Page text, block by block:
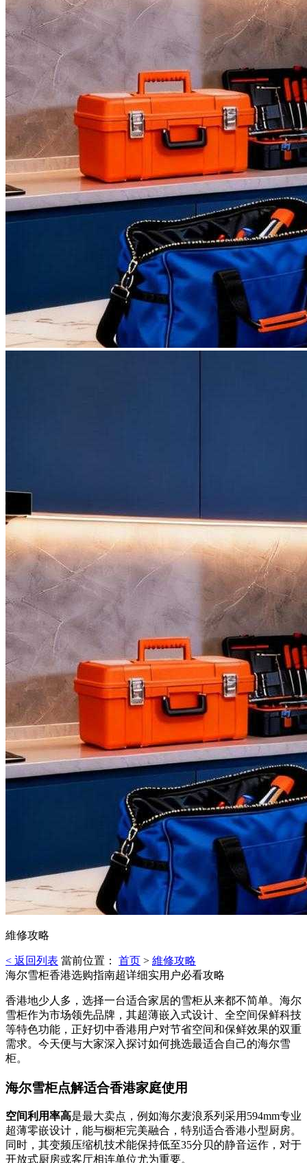
維修攻略
< 返回列表 當前位置： 首页 > 維修攻略
海尔雪柜香港选购指南超详细实用户必看攻略
香港地少人多，选择一台适合家居的雪柜从来都不简单。海尔
雪柜作为市场领先品牌，其超薄嵌入式设计、全空间保鲜科技
等特色功能，正好切中香港用户对节省空间和保鲜效果的双重
需求。今天便与大家深入探讨如何挑选最适合自己的海尔雪
柜。
海尔雪柜点解适合香港家庭使用
空间利用率高是最大卖点，例如海尔麦浪系列采用594mm专业
超薄零嵌设计，能与橱柜完美融合，特别适合香港小型厨房。
同时，其变频压缩机技术能保持低至35分贝的静音运作，对于
开放式厨房或客厅相连单位尤为重要。